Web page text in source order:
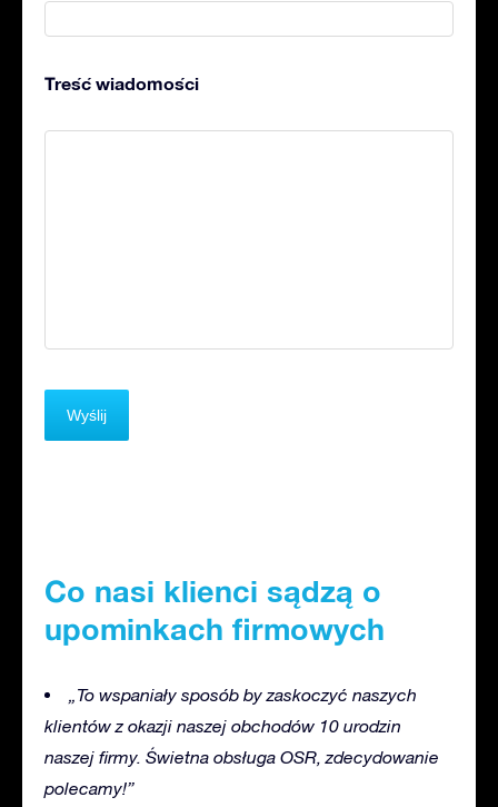
Treść wiadomości
Co nasi klienci sądzą o
upominkach firmowych
„To wspaniały sposób by zaskoczyć naszych
klientów z okazji naszej obchodów 10 urodzin
naszej firmy. Świetna obsługa OSR, zdecydowanie
polecamy!”